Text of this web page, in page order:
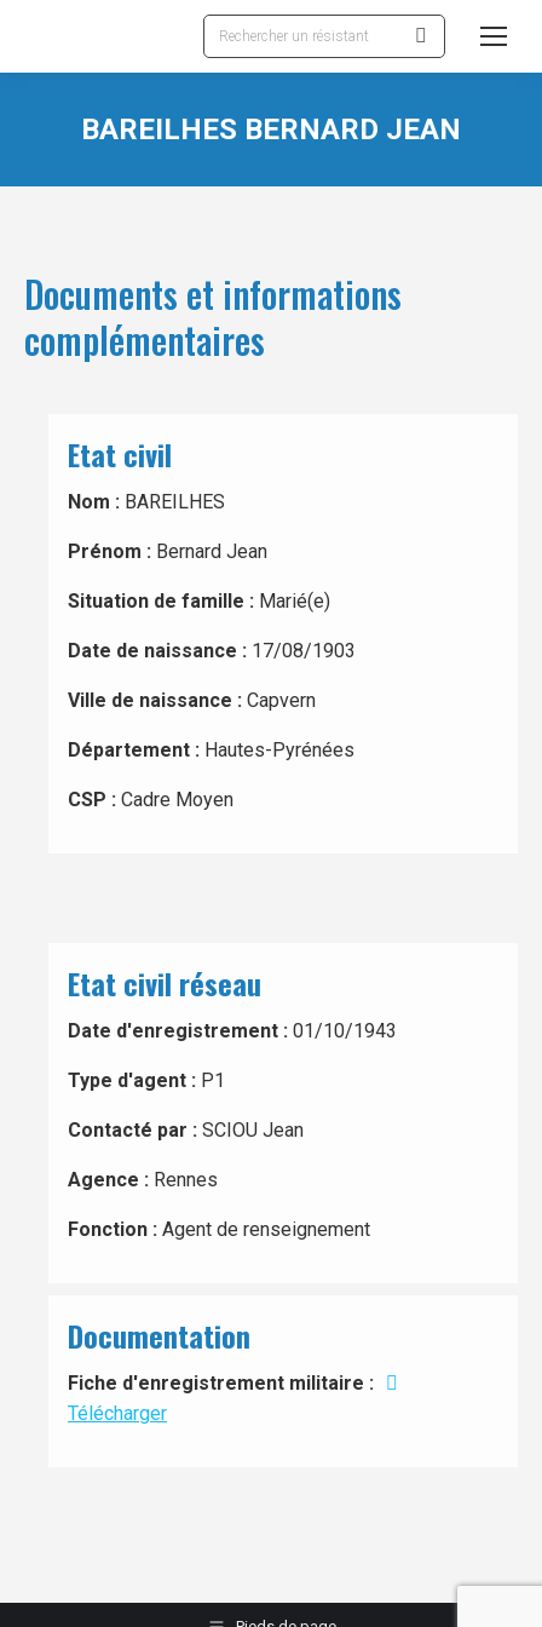
Recherche
:
BAREILHES BERNARD JEAN
Documents et informations
complémentaires
Etat civil
Nom : BAREILHES
Prénom : Bernard Jean
Situation de famille : Marié(e)
Date de naissance : 17/08/1903
Ville de naissance : Capvern
Département : Hautes-Pyrénées
CSP : Cadre Moyen
Etat civil réseau
Date d'enregistrement : 01/10/1943
Type d'agent : P1
Contacté par : SCIOU Jean
Agence : Rennes
Fonction : Agent de renseignement
Documentation
Fiche d'enregistrement militaire :
Télécharger